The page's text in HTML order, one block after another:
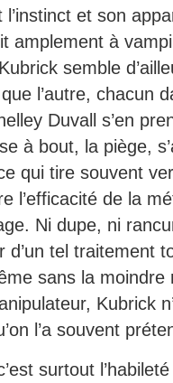
et son
amplement à
semble
que l’autre, chacun
Duvall s’en
à bout, la piège,
qui tire souvent
l’efficacité de la
Ni dupe, ni
d’un tel traitement
sans la moindre
Kubrick
l’a souvent
surtout